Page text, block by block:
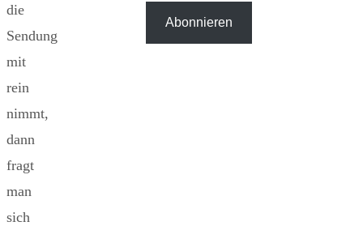
die
Sendung
mit
rein
nimmt,
dann
fragt
man
sich
Abonnieren